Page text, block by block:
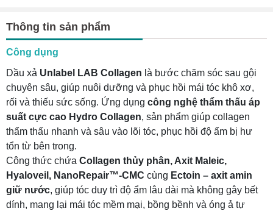
Thông tin sản phẩm
Công dụng
Dầu xả Unlabel LAB Collagen là bước chăm sóc sau gội
chuyên sâu, giúp nuôi dưỡng và phục hồi mái tóc khô xơ,
rối và thiếu sức sống. Ứng dụng công nghệ thẩm thấu áp
suất cực cao Hydro Collagen, sản phẩm giúp collagen
thẩm thấu nhanh và sâu vào lõi tóc, phục hồi độ ẩm bị hư
tổn từ bên trong.
Công thức chứa Collagen thủy phân, Axit Maleic,
Hyaloveil, NanoRepair™-CMC cùng Ectoin – axit amin
giữ nước, giúp tóc duy trì độ ẩm lâu dài mà không gây bết
dính, mang lại mái tóc mềm mại, bồng bềnh và óng ả tự